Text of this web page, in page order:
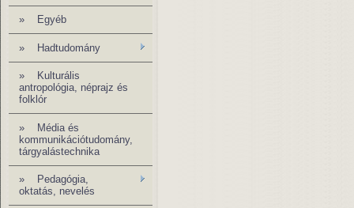
» Egyéb
» Hadtudomány
»
Kulturális
antropológia, néprajz és
folklór
»
Média és
kommunikációtudomány,
tárgyalástechnika
»
Pedagógia,
oktatás, nevelés